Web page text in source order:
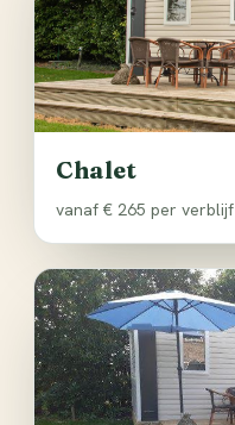
Chalet
vanaf € 265 per verblijf